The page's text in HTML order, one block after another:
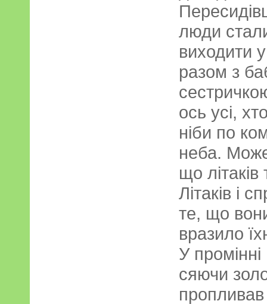
люди
виходити
разом з
ось усі,
ніби по
неба.
що
Літаків і
те, що
вразило
У
сяючи
пропливав